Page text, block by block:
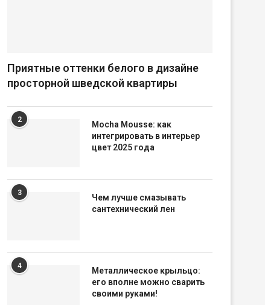
Приятные оттенки белого в дизайне
просторной шведской квартиры
2
Mocha Mousse: как
интегрировать в интерьер
цвет 2025 года
3
Чем лучше смазывать
сантехнический лен
4
Металлическое крыльцо:
его вполне можно сварить
своими руками!